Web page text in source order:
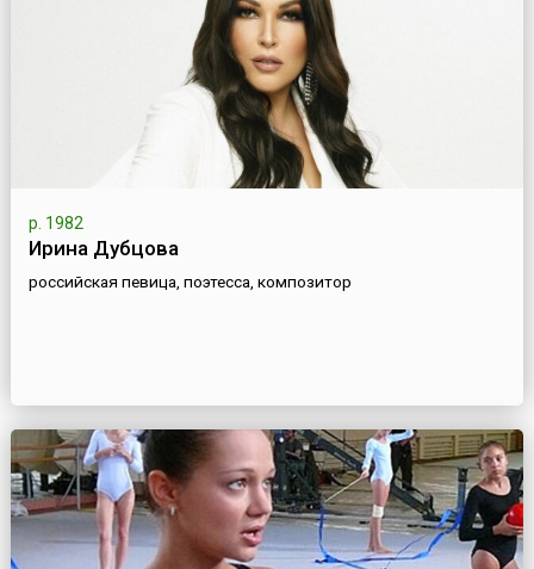
р. 1982
Ирина Дубцова
российская певица, поэтесса, композитор